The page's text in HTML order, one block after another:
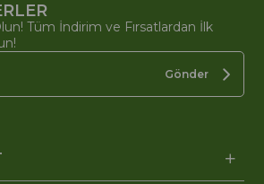
Tüm İndirim ve Fırsatlardan İlk
Gönder